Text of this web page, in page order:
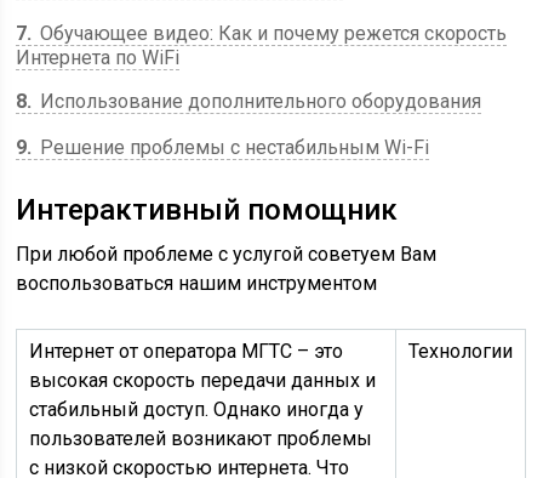
7 Обучающее видео: Как и почему режется скорость
Интернета по WiFi
8
Использование дополнительного оборудования
9
Решение проблемы с нестабильным Wi-Fi
Интерактивный помощник
При любой проблеме с услугой советуем Вам
воспользоваться нашим инструментом
Интернет от оператора МГТС – это
высокая скорость передачи данных и
стабильный доступ. Однако иногда у
пользователей возникают проблемы
с низкой скоростью интернета. Что
Технологии